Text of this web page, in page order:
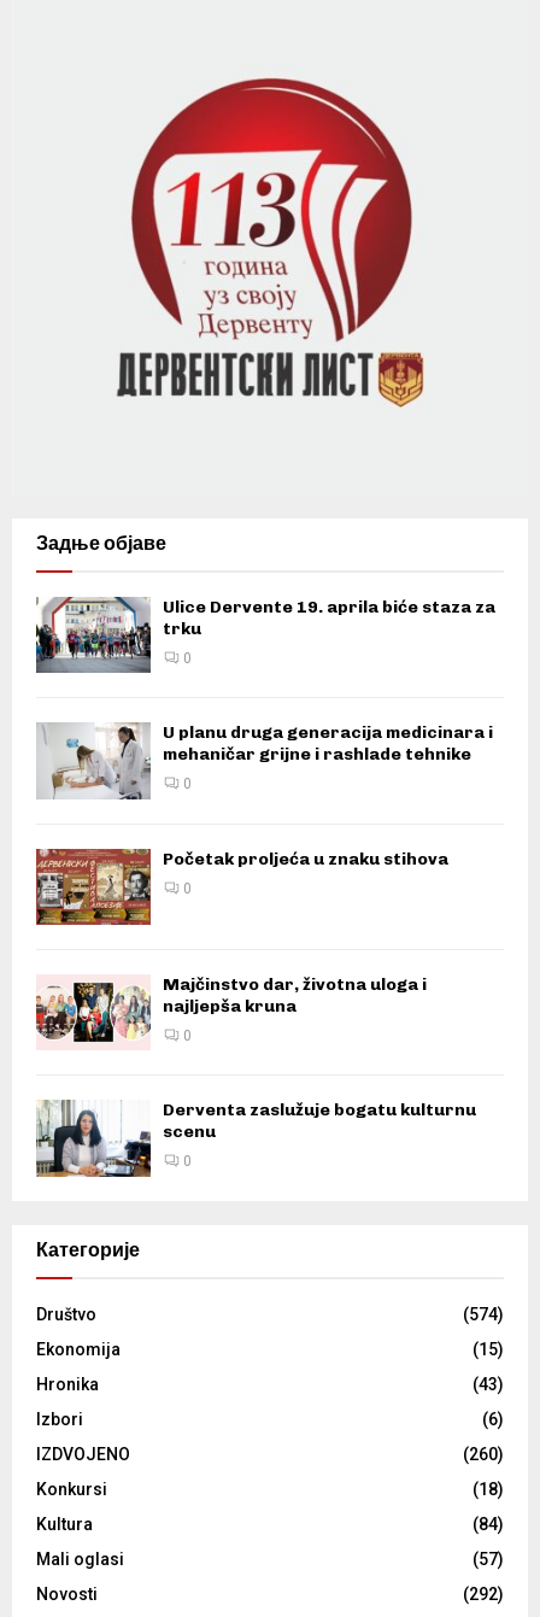
Задње објаве
Ulice Dervente 19. aprila biće staza za
trku
0
U planu druga generacija medicinara i
mehaničar grijne i rashlade tehnike
0
Početak proljeća u znaku stihova
0
Majčinstvo dar, životna uloga i
najljepša kruna
0
Derventa zaslužuje bogatu kulturnu
scenu
0
Категорије
Društvo
(574)
Ekonomija
(15)
Hronika
(43)
Izbori
(6)
IZDVOJENO
(260)
Konkursi
(18)
Kultura
(84)
Mali oglasi
(57)
Novosti
(292)